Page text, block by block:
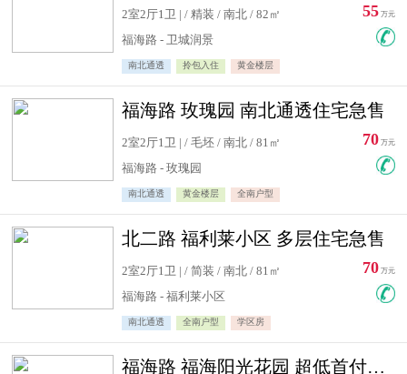
2室2厅1卫 | / 精装 / 南北 / 82㎡
福海路 - 卫城润景
南北通透 拎包入住 黄金楼层
55 万元
福海路 玫瑰园 南北通透住宅急售
2室2厅1卫 | / 毛坯 / 南北 / 81㎡
福海路 - 玫瑰园
南北通透 黄金楼层 全南户型
70 万元
北二路 福利莱小区 多层住宅急售
2室2厅1卫 | / 简装 / 南北 / 81㎡
福海路 - 福利莱小区
南北通透 全南户型 学区房
70 万元
福海路 福海阳光花园 超低首付住宅急售